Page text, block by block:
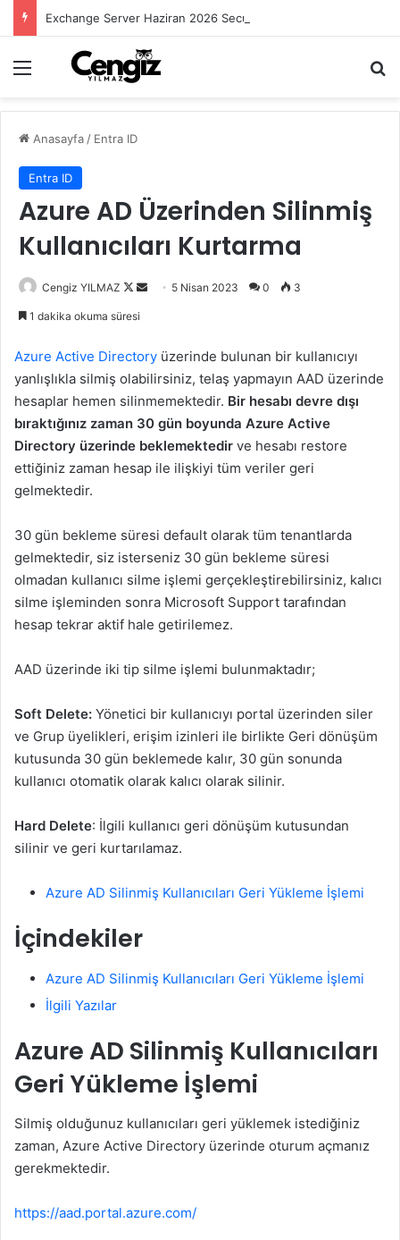
Menü
Anasayfa / Entra ID
Entra ID
Azure AD Üzerinden Silinmiş
Kullanıcıları Kurtarma
Cengiz YILMAZ
Follow
Bir
göndermek
5 Nisan 2023 0 3
1 dakika okuma süresi
Azure Active Directory üzerinde bulunan bir kullanıcıyı
yanlışlıkla silmiş olabilirsiniz, telaş yapmayın AAD üzerinde
hesaplar hemen silinmemektedir. Bir hesabı devre dışı
bıraktığınız zaman 30 gün boyunda Azure Active
Directory üzerinde beklemektedir ve hesabı restore
ettiğiniz zaman hesap ile ilişkiyi tüm veriler geri
gelmektedir.
30 gün bekleme süresi default olarak tüm tenantlarda
gelmektedir, siz isterseniz 30 gün bekleme süresi
olmadan kullanıcı silme işlemi gerçekleştirebilirsiniz, kalıcı
silme işleminden sonra Microsoft Support tarafından
hesap tekrar aktif hale getirilemez.
AAD üzerinde iki tip silme işlemi bulunmaktadır;
Soft Delete: Yönetici bir kullanıcıyı portal üzerinden siler
ve Grup üyelikleri, erişim izinleri ile birlikte Geri dönüşüm
kutusunda 30 gün beklemede kalır, 30 gün sonunda
kullanıcı otomatik olarak kalıcı olarak silinir.
Hard Delete: İlgili kullanıcı geri dönüşüm kutusundan
silinir ve geri kurtarılamaz.
Azure AD Silinmiş Kullanıcıları Geri Yükleme İşlemi
İçindekiler
Azure AD Silinmiş Kullanıcıları Geri Yükleme İşlemi
İlgili Yazılar
Azure AD Silinmiş Kullanıcıları
Geri Yükleme İşlemi
Silmiş olduğunuz kullanıcıları geri yüklemek istediğiniz
zaman, Azure Active Directory üzerinde oturum açmanız
gerekmektedir.
https://aad.portal.azure.com/